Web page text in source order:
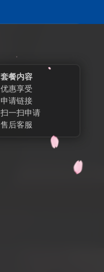
套餐内容
优惠享受
申请链接
扫一扫申请
售后客服